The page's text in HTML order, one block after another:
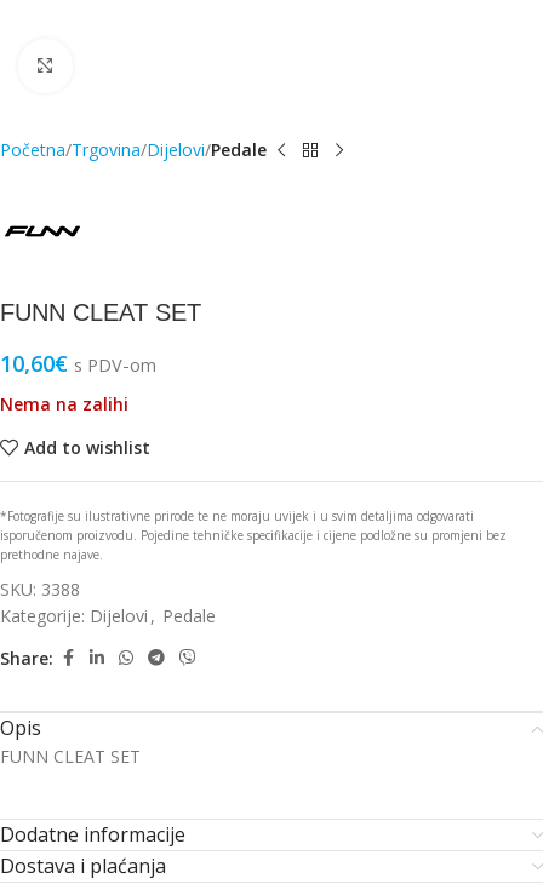
Početna Trgovina Dijelovi Pedale
FUNN CLEAT SET
10,60€ s PDV-om
Nema na zalihi
Add to wishlist
*Fotografije su ilustrativne prirode te ne moraju uvijek i u svim detaljima odgovarati
isporučenom proizvodu. Pojedine tehničke specifikacije i cijene podložne su promjeni bez
prethodne najave.
SKU: 3388
Kategorije: Dijelovi , Pedale
Share:
Opis
FUNN CLEAT SET
Dodatne informacije
Dostava i plaćanja